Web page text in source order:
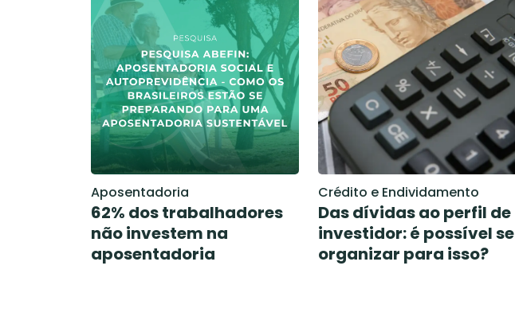
Aposentadoria
62% dos trabalhadores
não investem na
aposentadoria
Crédito e Endividamento
Das dívidas ao perfil de
investidor: é possível se
organizar para isso?